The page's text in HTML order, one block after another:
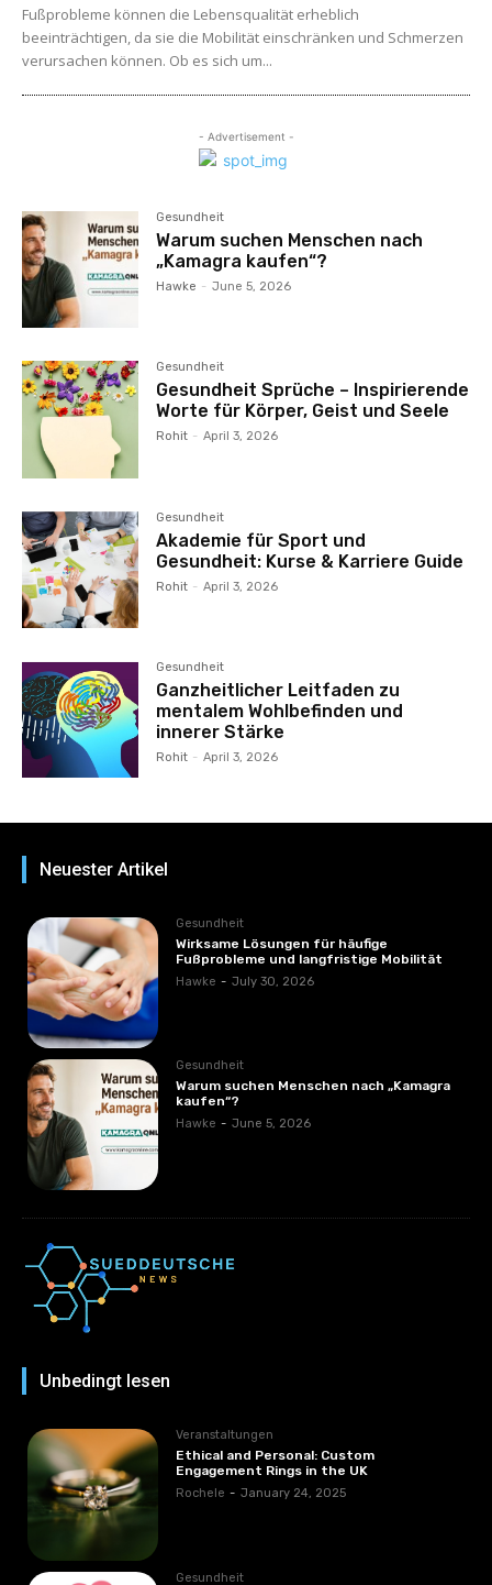
Fußprobleme können die Lebensqualität erheblich
beeinträchtigen, da sie die Mobilität einschränken und Schmerzen
verursachen können. Ob es sich um...
- Advertisement -
Gesundheit
Warum suchen Menschen nach
„Kamagra kaufen“?
Hawke - June 5, 2026
Gesundheit
Gesundheit Sprüche – Inspirierende
Worte für Körper, Geist und Seele
Rohit - April 3, 2026
Gesundheit
Akademie für Sport und
Gesundheit: Kurse & Karriere Guide
Rohit - April 3, 2026
Gesundheit
Ganzheitlicher Leitfaden zu
mentalem Wohlbefinden und
innerer Stärke
Rohit - April 3, 2026
Neuester Artikel
Gesundheit
Wirksame Lösungen für häufige
Fußprobleme und langfristige Mobilität
Hawke - July 30, 2026
Gesundheit
Warum suchen Menschen nach „Kamagra
kaufen“?
Hawke - June 5, 2026
Unbedingt lesen
Veranstaltungen
Ethical and Personal: Custom
Engagement Rings in the UK
Rochele - January 24, 2025
Gesundheit